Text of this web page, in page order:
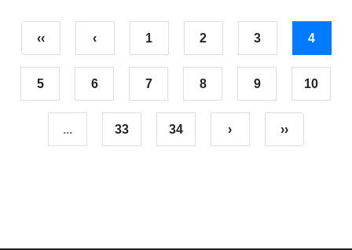
‹‹ ‹ 1 2 3 4
5 6 7 8 9 10
... 33 34 › ››